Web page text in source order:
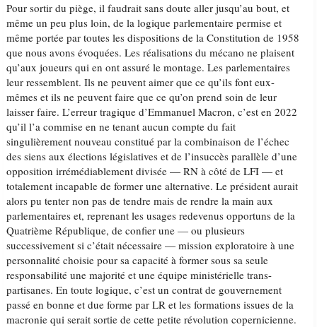
Pour sortir du piège, il faudrait sans doute aller jusqu’au bout, et
même un peu plus loin, de la logique parlementaire permise et
même portée par toutes les dispositions de la Constitution de 1958
que nous avons évoquées. Les réalisations du mécano ne plaisent
qu’aux joueurs qui en ont assuré le montage. Les parlementaires
leur ressemblent. Ils ne peuvent aimer que ce qu’ils font eux-
mêmes et ils ne peuvent faire que ce qu’on prend soin de leur
laisser faire. L’erreur tragique d’Emmanuel Macron, c’est en 2022
qu’il l’a commise en ne tenant aucun compte du fait
singulièrement nouveau constitué par la combinaison de l’échec
des siens aux élections législatives et de l’insuccès parallèle d’une
opposition irrémédiablement divisée — RN à côté de LFI — et
totalement incapable de former une alternative. Le président aurait
alors pu tenter non pas de tendre mais de rendre la main aux
parlementaires et, reprenant les usages redevenus opportuns de la
Quatrième République, de confier une — ou plusieurs
successivement si c’était nécessaire — mission exploratoire à une
personnalité choisie pour sa capacité à former sous sa seule
responsabilité une majorité et une équipe ministérielle trans-
partisanes. En toute logique, c’est un contrat de gouvernement
passé en bonne et due forme par LR et les formations issues de la
macronie qui serait sortie de cette petite révolution copernicienne.